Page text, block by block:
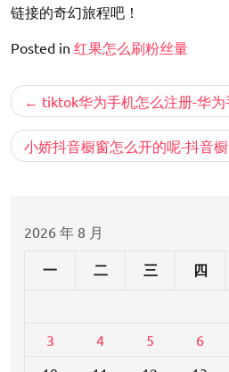
链接的奇幻旅程吧！
Posted in 红果怎么刷粉丝量
文
章
导
tiktok华为手机怎么注册-华为
小娇抖音橱窗怎么开的呢-抖音
2026 年 8 月
一 二 三 四
3
4 5 6